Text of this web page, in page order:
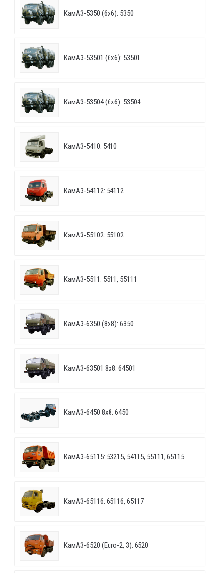
КамАЗ-5350 (6х6): 5350
КамАЗ-53501 (6х6): 53501
КамАЗ-53504 (6х6): 53504
КамАЗ-5410: 5410
КамАЗ-54112: 54112
КамАЗ-55102: 55102
КамАЗ-5511: 5511, 55111
КамАЗ-6350 (8х8): 6350
КамАЗ-63501 8х8: 64501
КамАЗ-6450 8х8: 6450
КамАЗ-65115: 53215, 54115, 55111, 65115
КамАЗ-65116: 65116, 65117
КамАЗ-6520 (Euro-2, 3): 6520